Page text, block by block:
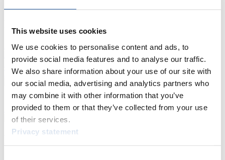
This website uses cookies
We use cookies to personalise content and ads, to
provide social media features and to analyse our traffic.
We also share information about your use of our site with
our social media, advertising and analytics partners who
may combine it with other information that you’ve
provided to them or that they’ve collected from your use
of their services.
Privacy statement
Live StreamingKunstbahnRodelnLive Streaming Alpin
Highlights YOG Gangwon 2024
Ergebnis-Live-Ticker Kunstbahn
Tippspiel
Zielgruppen Anzeigen
Für Presse- und Medienvertreter